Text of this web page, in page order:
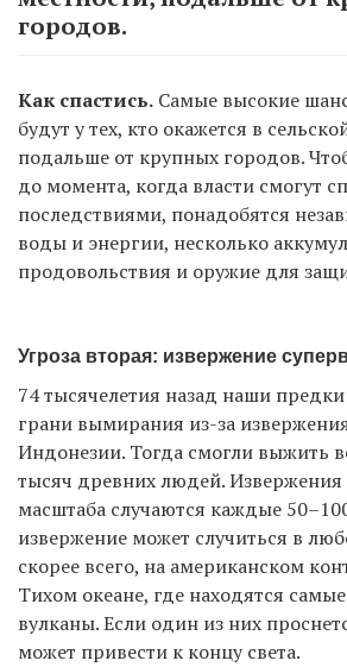
городов.
Как спастись. Самые высокие
будут у тех, кто окажется в
подальше от крупных городов.
до момента, когда власти смогут
последствиями, понадобятся
воды и энергии, несколько
продовольствия и оружие для
Угроза вторая: извержение
74 тысячелетия назад наши
грани вымирания из-за
Индонезии. Тогда смогли выжить
тысяч древних людей.
масштаба случаются каждые
извержение может случиться в
скорее всего, на американском
Тихом океане, где находятся
вулканы. Если один из них
может привести к концу света.